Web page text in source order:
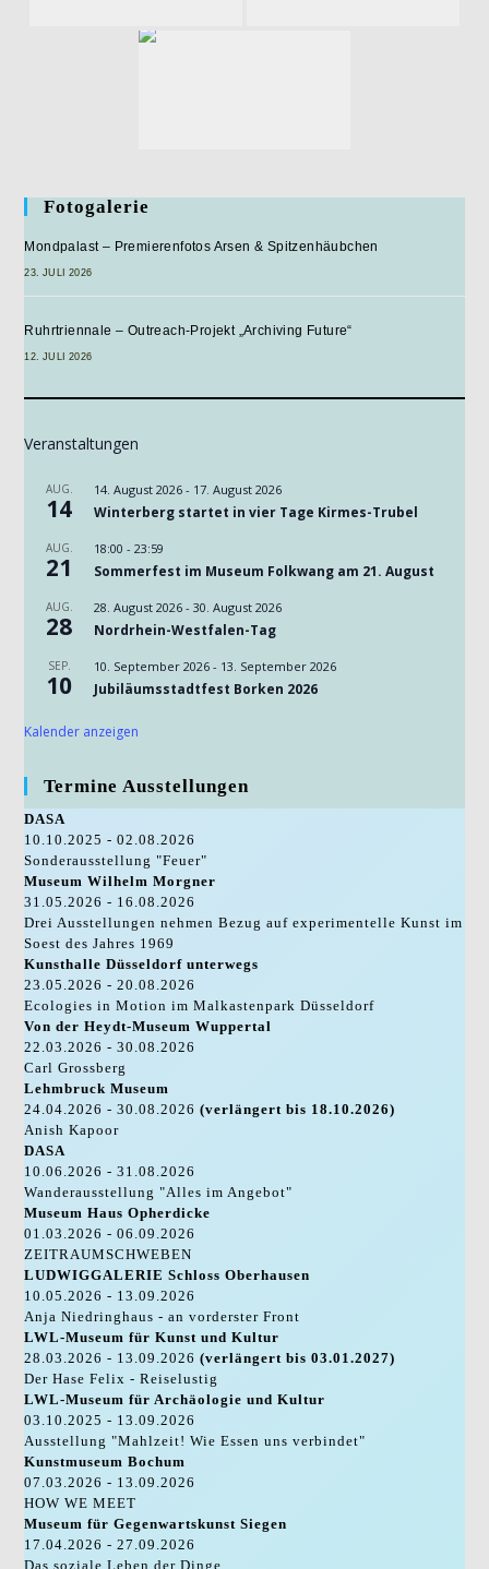
Fotogalerie
Mondpalast – Premierenfotos Arsen & Spitzenhäubchen
23. JULI 2026
Ruhrtriennale – Outreach-Projekt „Archiving Future“
12. JULI 2026
Veranstaltungen
AUG.
14
14. August 2026 - 17. August 2026
Winterberg startet in vier Tage Kirmes-Trubel
AUG.
21
18:00 -23:59
Sommerfest im Museum Folkwang am 21. August
AUG.
28
28. August 2026 -30. August 2026
Nordrhein-Westfalen-Tag
SEP.
10
10. September 2026 - 13. September 2026
Jubiläumsstadtfest Borken 2026
Kalender anzeigen
Termine Ausstellungen
DASA
10.10.2025 - 02.08.2026
Sonderausstellung "Feuer"
Museum Wilhelm Morgner
31.05.2026 - 16.08.2026
Drei Ausstellungen nehmen Bezug auf experimentelle Kunst im
Soest des Jahres 1969
Kunsthalle Düsseldorf unterwegs
23.05.2026 - 20.08.2026
Ecologies in Motion im Malkastenpark Düsseldorf
Von der Heydt-Museum Wuppertal
22.03.2026 - 30.08.2026
Carl Grossberg
Lehmbruck Museum
24.04.2026 - 30.08.2026(verlängert bis 18.10.2026)
Anish Kapoor
DASA
10.06.2026 - 31.08.2026
Wanderausstellung "Alles im Angebot"
Museum Haus Opherdicke
01.03.2026 - 06.09.2026
ZEITRAUMSCHWEBEN
LUDWIGGALERIE Schloss Oberhausen
10.05.2026 - 13.09.2026
Anja Niedringhaus - an vorderster Front
LWL-Museum für Kunst und Kultur
28.03.2026 - 13.09.2026(verlängert bis 03.01.2027)
Der Hase Felix - Reiselustig
LWL-Museum für Archäologie und Kultur
03.10.2025 - 13.09.2026
Ausstellung "Mahlzeit! Wie Essen uns verbindet"
Kunstmuseum Bochum
07.03.2026 - 13.09.2026
HOW WE MEET
Museum für Gegenwartskunst Siegen
17.04.2026 - 27.09.2026
Das soziale Leben der Dinge